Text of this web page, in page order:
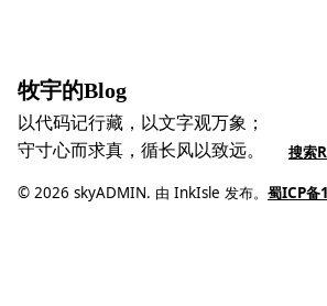
牧宇的Blog
以代码记行藏，以文字观万象；
守寸心而求真，循长风以致远。
搜索
© 2026 skyADMIN. 由 InkIsle 发布。 蜀ICP备